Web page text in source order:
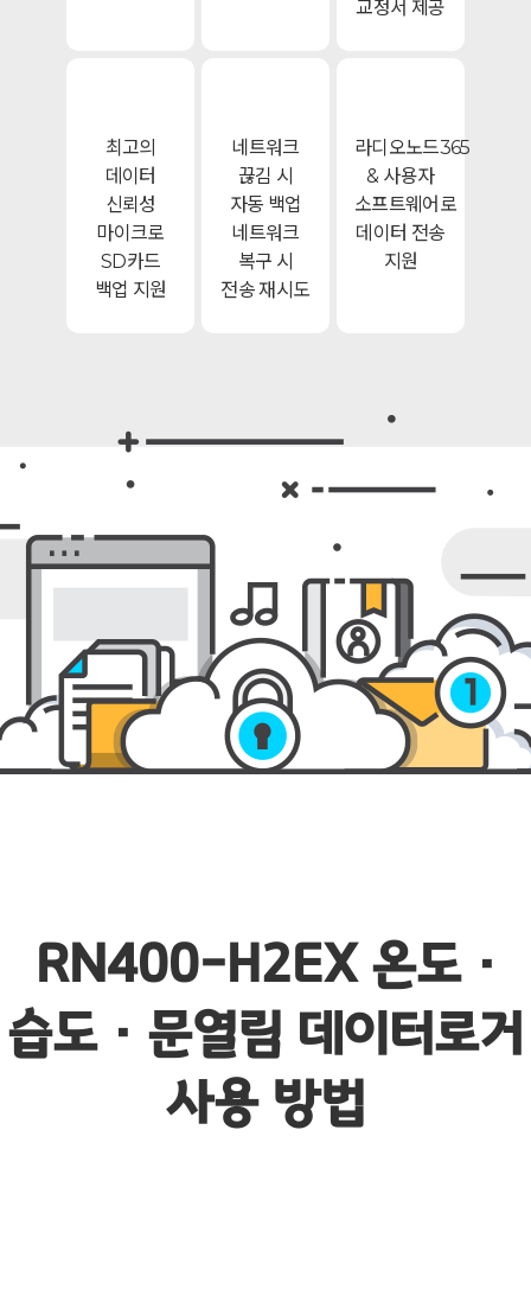
교정서 제공
최고의
데이터
신뢰성
마이크로
SD카드
백업 지원
네트워크
끊김 시
자동 백업
네트워크
복구 시
전송 재시도
라디오노드365
& 사용자
소프트웨어로
데이터 전송
지원
RN400-H2EX 온도 ·
습도 · 문열림 데이터로거
사용 방법